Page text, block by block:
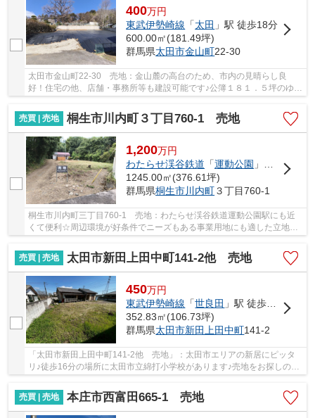
400万円
東武伊勢崎線 「太田 」駅 徒歩18分
600.00㎡(181.49坪)
群馬県太田市金山町22-30
太田市金山町22-30 売地：金山麓の高台のため、市内の見晴らし良
好！住宅の他、店舗・事務所等も建設可能です♪公簿１８１．５坪のゆと
売買 | 売地
桐生市川内町３丁目760-1 売地
1,200万円
わたらせ渓谷鉄道 「運動公園 」駅 徒歩26分
1245.00㎡(376.61坪)
群馬県桐生市川内町３丁目760-1
桐生市川内町三丁目760-1 売地：わたらせ渓谷鉄道運動公園駅にも近
くて便利☆周辺環境が好条件でニーズもある事業用地にも適した立地で
売買 | 売地
太田市新田上田中町141-2他 売地
450万円
東武伊勢崎線 「世良田 」駅 徒歩51分
352.83㎡(106.73坪)
群馬県太田市新田上田中町141-2
「太田市新田上田中町141-2他 売地」：太田市エリアの新居にピッタ
リ♪徒歩16分の場所に太田市立綿打小学校があります♪売地をお探しの方
売買 | 売地
本庄市西富田665-1 売地